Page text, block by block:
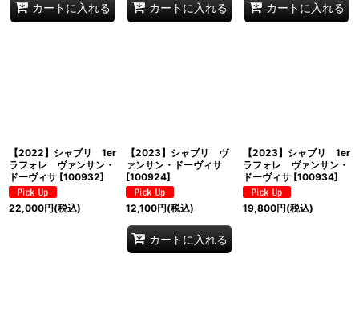
カートに入れる カートに入れる カートに入れる
【2022】シャブリ 1er
ラフォレ ヴァンサン・
ドーヴィサ [100932]
22,000円(税込)
【2023】シャブリ ヴ
ァンサン・ドーヴィサ
[100924]
12,100円(税込)
カートに入れる
【2023】シャブリ 1er
ラフォレ ヴァンサン・
ドーヴィサ [100934]
19,800円(税込)